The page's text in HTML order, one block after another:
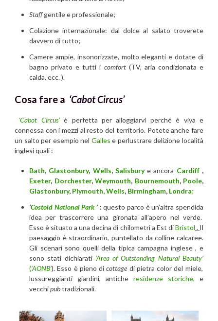
Staffgentile e professionale;
Colazione internazionale: dal dolce al salato troverete
davvero di tutto;
Camere ampie, insonorizzate, molto eleganti e dotate di
bagno privato e tutti i comfort(TV, aria condizionata e
calda, ecc. ).
Cosa fare a ‘Cabot Circus’
‘Cabot Circus’è perfetta per alloggiarvi perché è viva e
connessa con i mezzi al resto del territorio. Potete anche fare
un salto per esempio nel Galles e perlustrare delizione località
inglesi quali :
Bath, Glastonbury, Wells, Salisbury e ancora Cardiff,
Exeter, Dorchester, Weymouth, Bournemouth, Poole,
Glastonbury, Plymouth,Wells, Birmingham, Londra;
‘Costold National Park ’ : questo parco è un’altra spendida
idea per trascorrere una gironata all’apero nel verde.
Esso è situato a una decina di chilometri a Est diBristol . Il
paesaggio è straordinario, puntellato da colline calcaree.
Gli scenari sono quelli della tipica campagna inglese , e
sono stati dichiarati ‘Area of Outstanding Natural Beauty’
(‘AONB’). Esso è pieno dicottage di pietra color del miele,
lussureggianti giardini, antiche residenze storiche, e
vecchipubtradizionali.